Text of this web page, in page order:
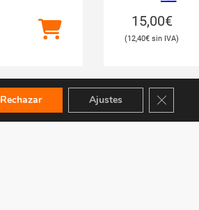
15,00€
12,40€
Rechazar Ajustes Cerrar el